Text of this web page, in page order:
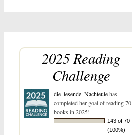
2025 Reading
Challenge
die_lesende_Nachteulehas
completed her goal of reading 70
books in 2025!
143 of 70
(100%)